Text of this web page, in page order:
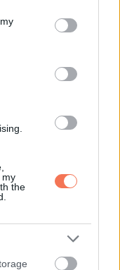
You may click to
third-party tags to
in below Google
my
the
i hétre! Ezek